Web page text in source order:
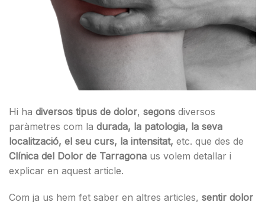
Hi ha diversos tipus de dolor, segons diversos
paràmetres com la durada, la patologia, la seva
localització, el seu curs, la intensitat, etc. que des de
Clínica del Dolor de Tarragona us volem detallar i
explicar en aquest article.
Com ja us hem fet saber en altres articles, sentir dolor